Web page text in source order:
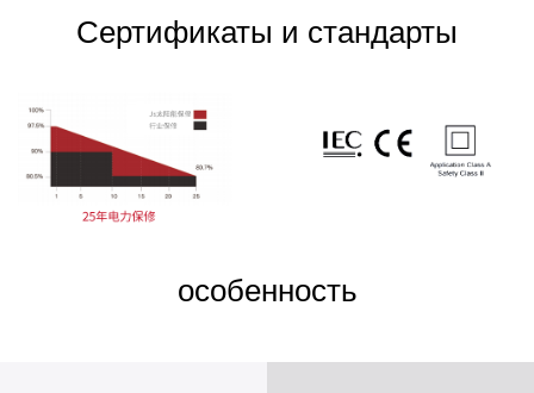
Сертификаты и стандарты
особенность